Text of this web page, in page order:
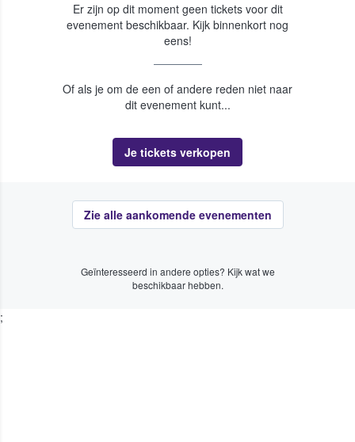
Er zijn op dit moment geen tickets voor dit
evenement beschikbaar. Kijk binnenkort nog
eens!
Of als je om de een of andere reden niet naar
dit evenement kunt...
Je tickets verkopen
Zie alle aankomende evenementen
Geïnteresseerd in andere opties? Kijk wat we
beschikbaar hebben.
;